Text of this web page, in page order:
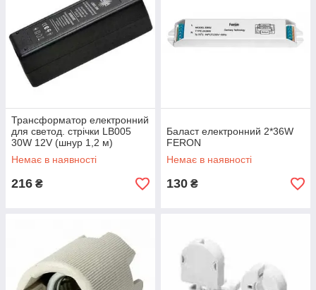
Трансформатор електронний
для светод. стрічки LB005
30W 12V (шнур 1,2 м)
Немає в наявності
216 ₴
Баласт електронний 2*36W
FERON
Немає в наявності
130 ₴